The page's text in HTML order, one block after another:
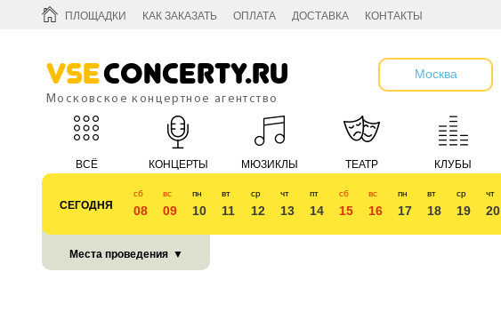
ПЛОЩАДКИ КАК ЗАКАЗАТЬ ОПЛАТА ДОСТАВКА КОНТАКТЫ
VseConcerty.ru
Московское концертное агентство
Москва
ВСЁ КОНЦЕРТЫ МЮЗИКЛЫ ТЕАТР КЛУБЫ
СЕГОДНЯ
сб
08
вс
09
пн
10
вт
11
ср
12
чт
13
пт
14
сб
15
вс
16
пн
17
вт
18
ср
19
чт
20
Места проведения ▼